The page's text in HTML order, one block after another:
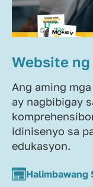
Website
Ang aming
ay nagbibigay
idinisenyo sa
edukasyon.
Halimbawang